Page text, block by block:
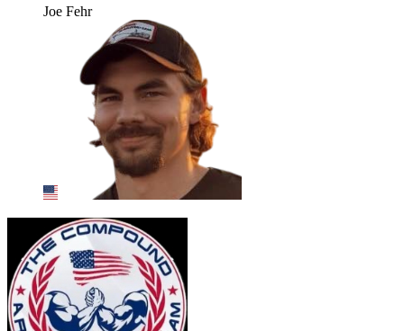
Joe Fehr